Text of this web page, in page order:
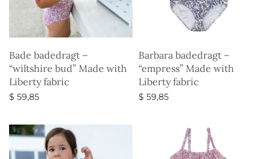
Bade badedragt –
“wiltshire bud” Made with
Liberty fabric
$ 59,85
Barbara badedragt –
“empress” Made with
Liberty fabric
$ 59,85